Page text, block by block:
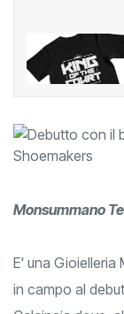
Monsummano
E' una Gioielleria
in campo al